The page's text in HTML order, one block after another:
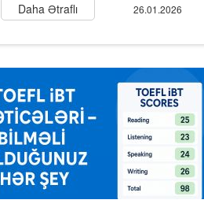
Daha Ətraflı 26.01.2026